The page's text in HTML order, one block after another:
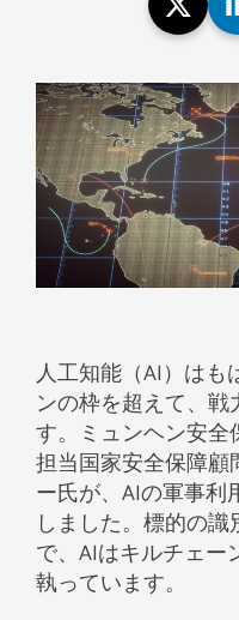
人工知能（AI）はも
ンの枠を超えて、
す。ミュンヘン安
担当国家安全保障
ー氏が、AIの軍事
しました。標的の
で、AIはキルチェー
執っています。